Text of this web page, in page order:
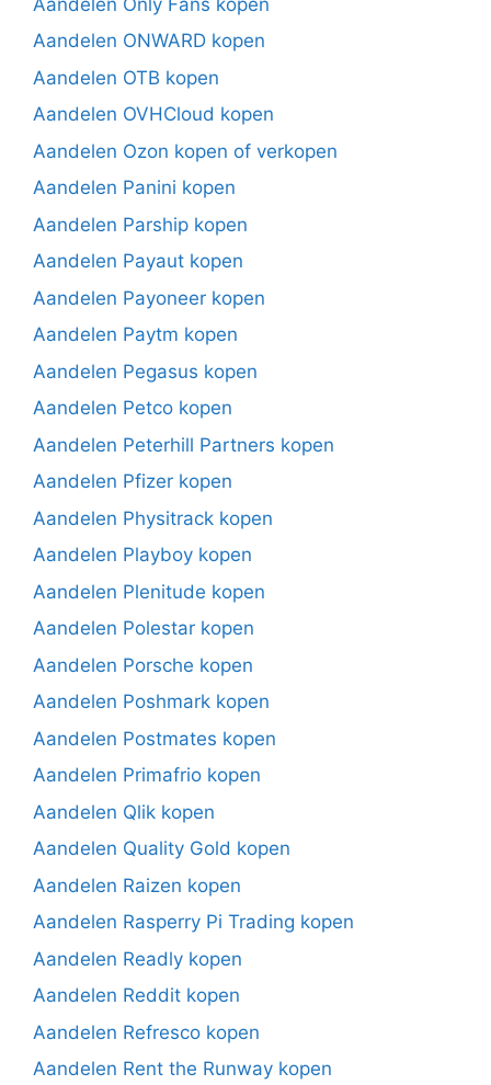
Aandelen ONWARD kopen
Aandelen OTB kopen
Aandelen OVHCloud kopen
Aandelen Ozon kopen of verkopen
Aandelen Panini kopen
Aandelen Parship kopen
Aandelen Payaut kopen
Aandelen Payoneer kopen
Aandelen Paytm kopen
Aandelen Pegasus kopen
Aandelen Petco kopen
Aandelen Peterhill Partners kopen
Aandelen Pfizer kopen
Aandelen Physitrack kopen
Aandelen Playboy kopen
Aandelen Plenitude kopen
Aandelen Polestar kopen
Aandelen Porsche kopen
Aandelen Poshmark kopen
Aandelen Postmates kopen
Aandelen Primafrio kopen
Aandelen Qlik kopen
Aandelen Quality Gold kopen
Aandelen Raizen kopen
Aandelen Rasperry Pi Trading kopen
Aandelen Readly kopen
Aandelen Reddit kopen
Aandelen Refresco kopen
Aandelen Rent the Runway kopen